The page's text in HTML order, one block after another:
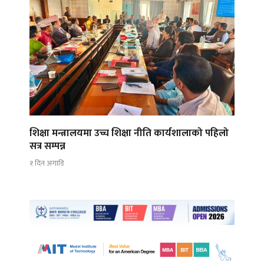
शिक्षा मन्त्रालयमा उच्च शिक्षा नीति कार्यशालाको पहिलो
सत्र सम्पन्न
१ दिन अगाडि